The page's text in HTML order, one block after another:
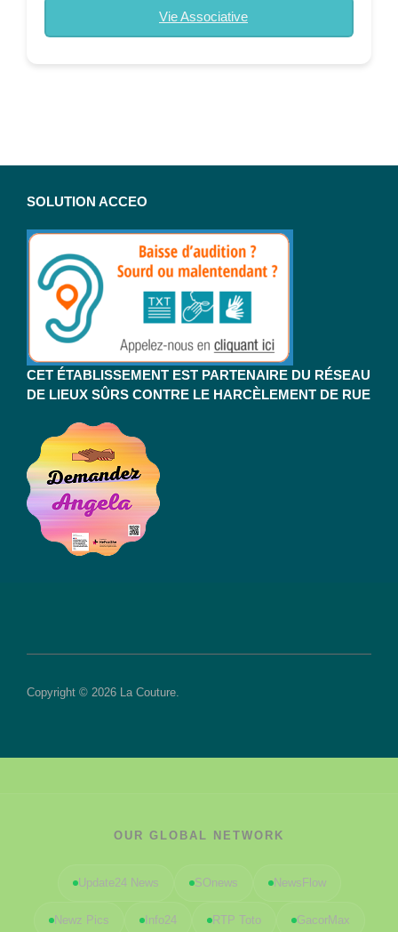
Vie Associative
SOLUTION ACCEO
CET ÉTABLISSEMENT EST PARTENAIRE DU RÉSEAU
DE LIEUX SÛRS CONTRE LE HARCÈLEMENT DE RUE
Copyright © 2026 La Couture.
OUR GLOBAL NETWORK
Update24 News SOnews NewsFlow
Newz Pics Info24 RTP Toto GacorMax